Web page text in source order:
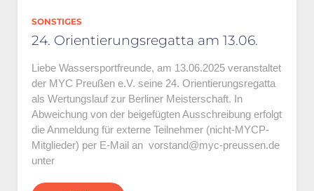
SONSTIGES
24. Orientierungsregatta am 13.06.
Liebe Wassersportfreunde, am 13.06.2025 veranstaltet
der MYC Preußen e.V. seine 24. Orientierungsregatta
als Wertungslauf zur Berliner Meisterschaft. In
Abweichung von der beigefügten Ausschreibung erfolgt
die Anmeldung für externe Teilnehmer (nicht-MYCP-
Mitglieder) per E-Mail an vorstand@myc-preussen.de
unter